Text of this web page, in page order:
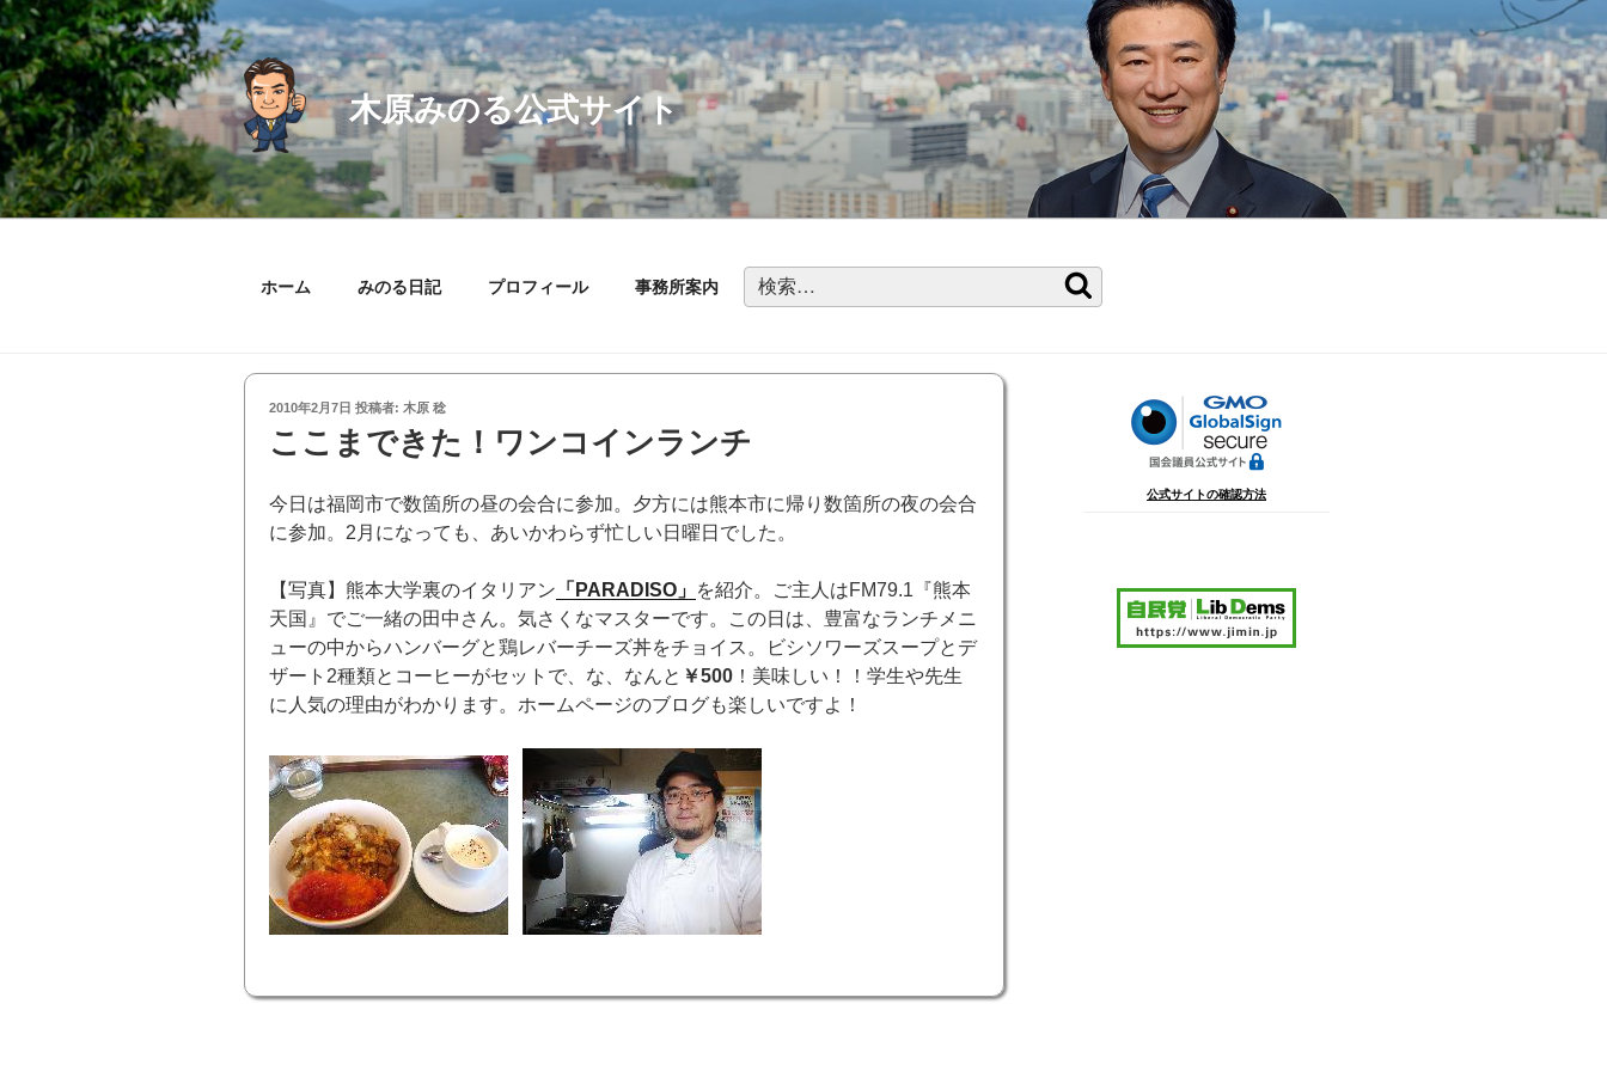
コ
ン
テ
ン
ツ
へ
ス
キ
木原みのる公式サイト
ホーム みのる日記 プロフィール 事務所案内
検
索:
索
投
2010年2月7日 投稿者: 木原 稔
ここまできた！ワンコインランチ
今日は福岡市で数箇所の昼の会合に参加。夕方には熊本市に帰り数箇所の夜の会合
に参加。2月になっても、あいかわらず忙しい日曜日でした。
【写真】熊本大学裏のイタリアン 「PARADISO」 を紹介。ご主人はFM79.1『熊本
天国』でご一緒の田中さん。気さくなマスターです。この日は、豊富なランチメニ
ューの中からハンバーグと鶏レバーチーズ丼をチョイス。ビシソワーズスープとデ
ザート2種類とコーヒーがセットで、な、なんと ￥500 ！美味しい！！学生や先生
に人気の理由がわかります。ホームページのブログも楽しいですよ！
公式サイトの確認方法